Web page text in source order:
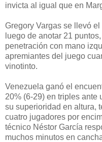
invicta al igual que en
Gregory Vargas se llevó
luego de anotar 21
penetración con mano
apremiantes del juego
vinotinto.
Venezuela ganó el
20% (6-29) en triples ante
su superioridad en altura,
cuatro jugadores por
técnico Néstor García
muchos minutos en